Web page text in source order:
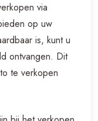
via
op uw
is, kunt u
ontvangen. Dit
te verkopen